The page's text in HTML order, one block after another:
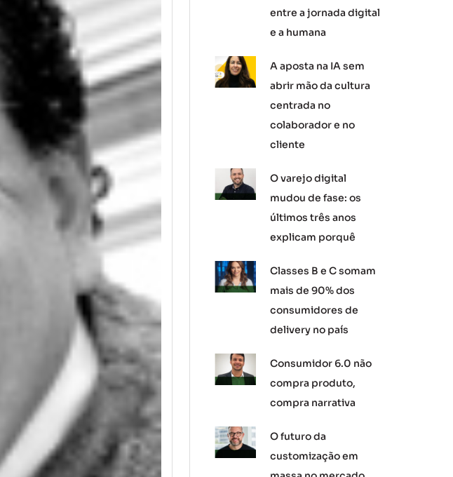
entre a jornada digital
e a humana
A aposta na IA sem
abrir mão da cultura
centrada no
colaborador e no
cliente
O varejo digital
mudou de fase: os
últimos três anos
explicam porquê
Classes B e C somam
mais de 90% dos
consumidores de
delivery no país
Consumidor 6.0 não
compra produto,
compra narrativa
O futuro da
customização em